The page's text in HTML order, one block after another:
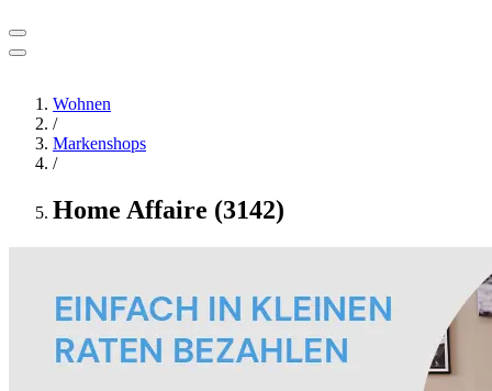
Wohnen
/
Markenshops
/
Home Affaire (3142)